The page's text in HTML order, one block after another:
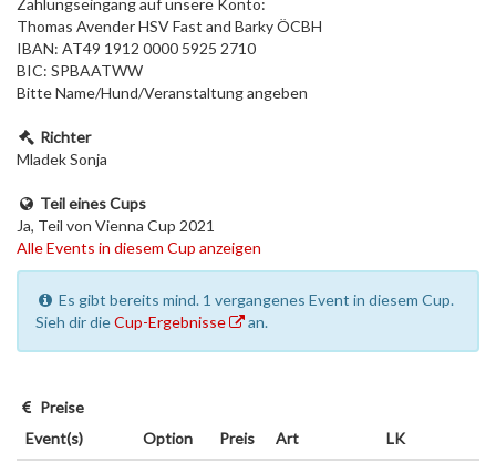
Zahlungseingang auf unsere Konto:
Thomas Avender HSV Fast and Barky ÖCBH
IBAN: AT49 1912 0000 5925 2710
BIC: SPBAATWW
Bitte Name/Hund/Veranstaltung angeben
Richter
Mladek Sonja
Teil eines Cups
Ja, Teil von Vienna Cup 2021
Alle Events in diesem Cup anzeigen
Es gibt bereits mind. 1 vergangenes Event in diesem Cup.
Sieh dir dieCup-Ergebnisse an.
Preise
Event(s)
Option Preis Art LK